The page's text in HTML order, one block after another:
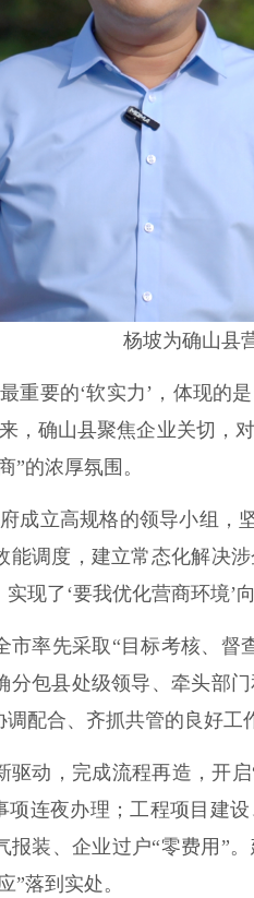
杨坡为确山县
要的‘软实力’，体现的
，确山县聚焦企业关切，
”的浓厚氛围。
立高规格的领导小组，
能调度，建立常态化解决
现了‘要我优化营商环境’
先采取“目标考核、督
分包县处级领导、牵头部
配合、齐抓共管的良好工
动，完成流程再造，开启
项连夜办理；工程项目建
报装、企业过户“零费用”
”落到实处。